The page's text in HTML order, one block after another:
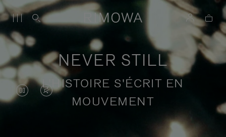
NEVER STILL
L'HISTOIRE S'ÉCRIT EN
MOUVEMENT
LA LE